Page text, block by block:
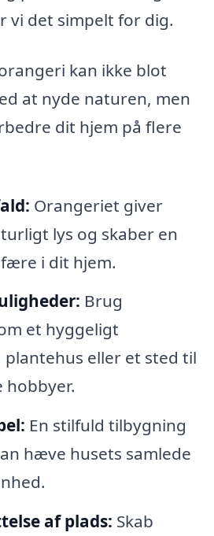
vi det simpelt for dig.
kan ikke blot
at nyde naturen, men
dit hjem på flere
Orangeriet giver
lys og skaber en
i dit hjem.
Brug
et hyggeligt
eller et sted til
hobbyer.
En stilfuld tilbygning
hæve husets samlede
af plads: Skab